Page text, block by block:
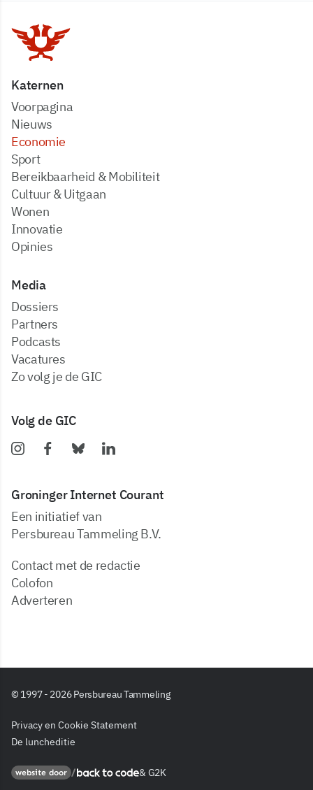
Katernen
Voorpagina
Nieuws
Economie
Sport
Bereikbaarheid & Mobiliteit
Cultuur & Uitgaan
Wonen
Innovatie
Opinies
Media
dossiers
partners
podcasts
vacatures
zo volg je de GIC
Volg de GIC
Groninger Internet Courant
Een initiatief van
Persbureau Tammeling B.V.
Contact met de redactie
Colofon
Adverteren
© 1997 - 2026 Persbureau Tammeling
Privacy en Cookie Statement
De luncheditie
website doorBack to code & G2K